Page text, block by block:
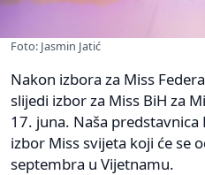
Foto: Jasmin Jatić
Nakon izbora za Miss
slijedi izbor za Miss BiH za
17. juna. Naša predstavnica
izbor Miss svijeta koji će se
septembra u Vijetnamu.